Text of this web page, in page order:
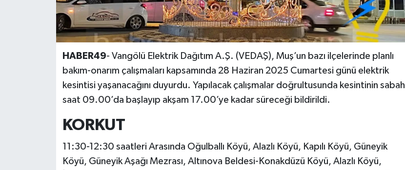
HABER49- Vangölü Elektrik Dağıtım A.Ş. (VEDAŞ), Muş’un bazı ilçelerinde planlı
bakım-onarım çalışmaları kapsamında 28 Haziran 2025 Cumartesi günü elektrik
kesintisi yaşanacağını duyurdu. Yapılacak çalışmalar doğrultusunda kesintinin sabah
saat 09.00’da başlayıp akşam 17.00’ye kadar süreceği bildirildi.
KORKUT
11:30-12:30 saatleri Arasında Oğulballı Köyü, Alazlı Köyü, Kapılı Köyü, Güneyik
Köyü, Güneyik Aşağı Mezrası, Altınova Beldesi-Konakdüzü Köyü, Alazlı Köyü,
Malazgirt